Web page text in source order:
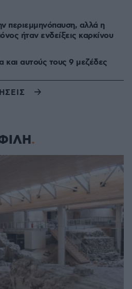
περιεμμηνόπαυση, αλλά η
ήταν ενδείξεις καρκίνου
και αυτούς τους 9 μεζέδες